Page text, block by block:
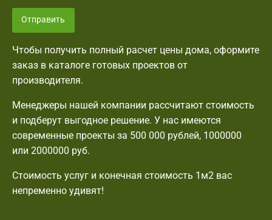
Отправить
Чтобы получить полный расчет цены дома, оформите
заказ в каталоге готовых проектов от
производителя.
Менеджеры нашей компании рассчитают стоимость
и подберут выгодное решение. У нас имеются
современные проекты за 500 000 рублей, 1000000
или 2000000 руб.
Стоимость услуг и конечная стоимость 1м2 вас
непременно удивят!